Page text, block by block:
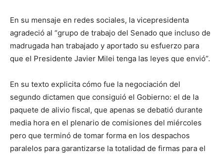
En su mensaje en redes sociales, la vicepresidenta
agradeció al “grupo de trabajo del Senado que incluso de
madrugada han trabajado y aportado su esfuerzo para
que el Presidente Javier Milei tenga las leyes que envió”.
En su texto explicita cómo fue la negociación del
segundo dictamen que consiguió el Gobierno: el de la
paquete de alivio fiscal, que apenas se debatió durante
media hora en el plenario de comisiones del miércoles
pero que terminó de tomar forma en los despachos
paralelos para garantizarse la totalidad de firmas para el